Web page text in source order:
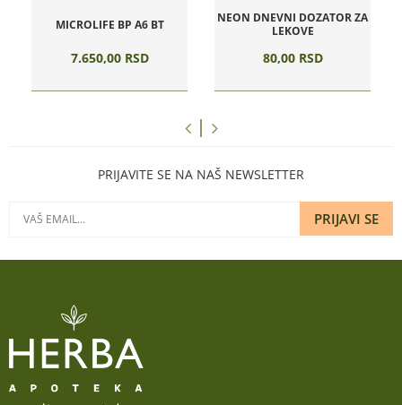
MICROLIFE BP A6 BT
7.650,00 RSD
NEON DNEVNI DOZATOR ZA
LEKOVE
80,00 RSD
PRIJAVITE SE NA NAŠ NEWSLETTER
PRIJAVI SE